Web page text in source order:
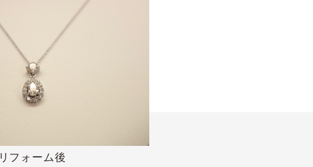
リフォーム後